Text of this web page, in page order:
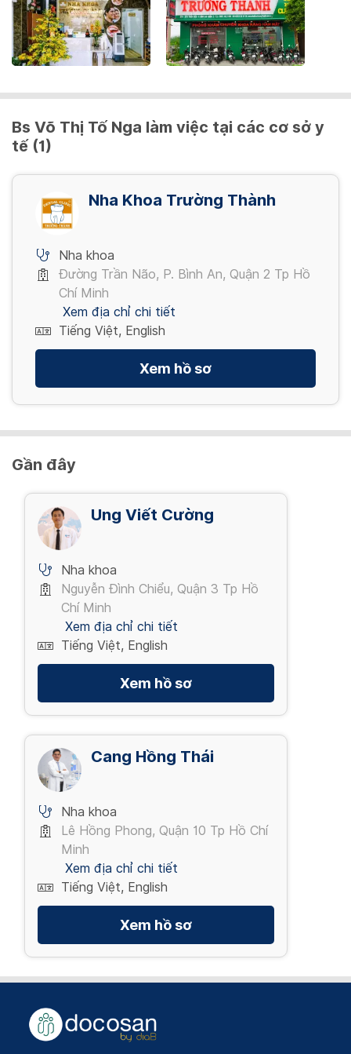
Nền hàm cứng (1-3 răng) - Jaw base (1-3
teeth)
300,000 VND
background - Sale background)
1,500,000 VND
Răng sứ Cercon - Cercon porcelain teeth
6,000,000 VND
porcelain surface E.maxPress
Mặt dán sứ Veneer Suprinnity (Vita) -
Porcelain Veneer Suprinnity (Vita)
6,000,000 VND
Bs Võ Thị Tố Nga làm việc tại các cơ sở y
tế (1)
Nha Khoa Trường Thành
Nha khoa
Đường Trần Não, P. Bình An, Quận 2 Tp Hồ
Chí Minh
Xem địa chỉ chi tiết
Tiếng Việt, English
Xem hồ sơ
Gần đây
Ung Viết Cường
Nha khoa
Nguyễn Đình Chiểu, Quận 3 Tp Hồ
Chí Minh
Xem địa chỉ chi tiết
Tiếng Việt, English
Xem hồ sơ
Cang Hồng Thái
Nha khoa
Lê Hồng Phong, Quận 10 Tp Hồ Chí
Minh
Xem địa chỉ chi tiết
Tiếng Việt, English
Xem hồ sơ